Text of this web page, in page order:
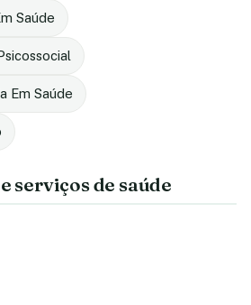
Saúde
Em Saúde
serviços de saúde